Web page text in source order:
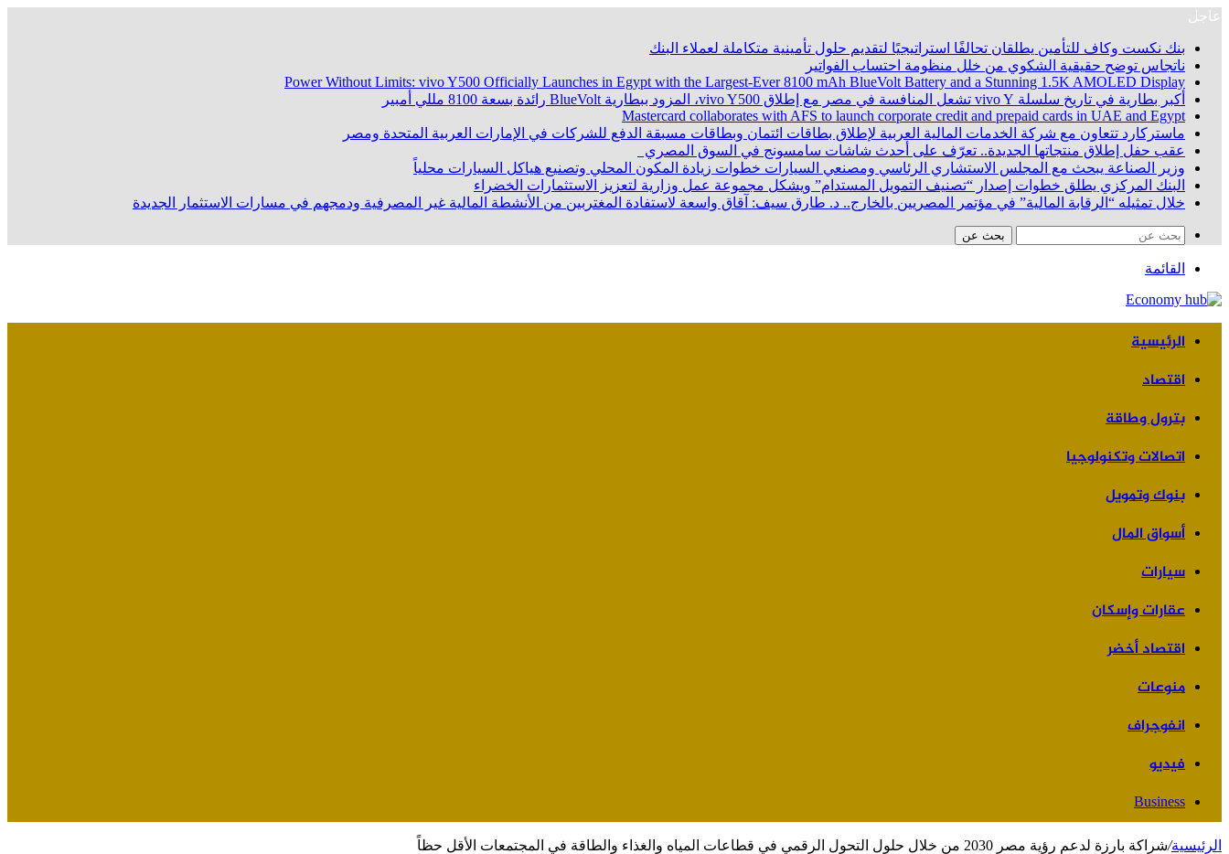
عاجل
بنك نكست وكاف للتأمين يطلقان تحالفًا استراتيجيًا لتقديم حلول تأمينية متكاملة لعملاء البنك
ناتجاس توضح حقيقية الشكوي من خلل منظومة احتساب الفواتير
Power Without Limits: vivo Y500 Officially Launches in Egypt with the Largest-Ever 8100 mAh BlueVolt Battery and a Stunning 1.5K AMOLED Display
أكبر بطارية في تاريخ سلسلة vivo Y تشعل المنافسة في مصر مع إطلاق vivo Y500، المزود ببطارية BlueVolt رائدة بسعة 8100 مللي أمبير
Mastercard collaborates with AFS to launch corporate credit and prepaid cards in UAE and Egypt
ماستركارد تتعاون مع شركة الخدمات المالية العربية لإطلاق بطاقات ائتمان وبطاقات مسبقة الدفع للشركات في الإمارات العربية المتحدة ومصر
عقب حفل إطلاق منتجاتها الجديدة.. تعرّف على أحدث شاشات سامسونج في السوق المصري
وزير الصناعة يبحث مع المجلس الاستشاري الرئاسي ومصنعي السيارات خطوات زيادة المكون المحلي وتصنيع هياكل السيارات محلياً
البنك المركزي يطلق خطوات إصدار “تصنيف التمويل المستدام” ويشكل مجموعة عمل وزارية لتعزيز الاستثمارات الخضراء
خلال تمثيله “الرقابة المالية” في مؤتمر المصريين بالخارج.. د. طارق سيف: آقاق واسعة لاستفادة المغتربين من الأنشطة المالية غير المصرفية ودمجهم في مسارات الاستثمار الجديدة
بحث عن
القائمة
الرئيسية
اقتصاد
بترول وطاقة
اتصالات وتكنولوجيا
بنوك وتمويل
أسواق المال
سيارات
عقارات وإسكان
اقتصاد أخضر
منوعات
انفوجراف
فيديو
Business
الرئيسية/شراكة بارزة لدعم رؤية مصر 2030 من خلال حلول التحول الرقمي في قطاعات المياه والغذاء والطاقة في المجتمعات الأقل حظاً